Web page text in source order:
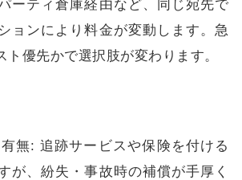
ーティ倉庫経由など、同じ宛先で
ョンにより料金が変動します。急
ト優先かで選択肢が変わります。
無: 追跡サービスや保険を付ける
が、紛失・事故時の補償が手厚く